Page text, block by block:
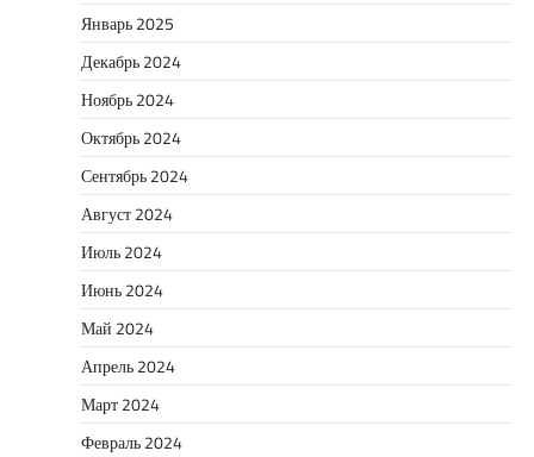
Январь 2025
Декабрь 2024
Ноябрь 2024
Октябрь 2024
Сентябрь 2024
Август 2024
Июль 2024
Июнь 2024
Май 2024
Апрель 2024
Март 2024
Февраль 2024